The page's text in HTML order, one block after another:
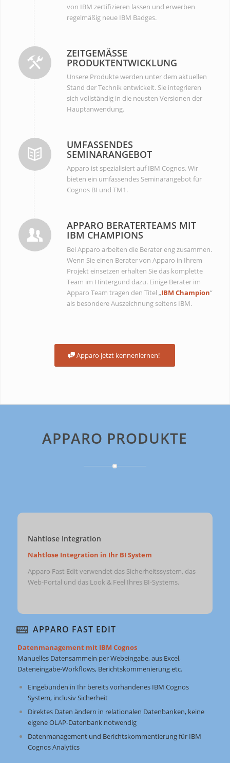
von IBM zertifizieren lassen und erwerben
regelmäßig neue IBM Badges.
ZEITGEMÄSSE P
RODUKTENTWICKLUNG
Unsere Produkte werden unter dem aktuellen
Stand der Technik entwickelt. Sie integrieren
sich vollständig in die neusten Versionen der
Hauptanwendung.
UMFASSENDES
SEMINARANGEBOT
Apparo ist spezialisiert auf IBM Cognos. Wir
bieten ein umfassendes Seminarangebot für
Cognos BI und TM1.
APPARO BERATERTEAMS MIT
IBM CHAMPIONS
Bei Apparo arbeiten die Berater eng zusammen.
Wenn Sie einen Berater von Apparo in Ihrem
Projekt einsetzen erhalten Sie das komplette
Team im Hintergund dazu. Einige Berater im
Apparo Team tragen den Titel „IBM Champion“
als besondere Auszeichnung seitens IBM.
Apparo jetzt kennenlernen!
APPARO PRODUKTE
Nahtlose Integration
Nahtlose Integration in Ihr BI System
Apparo Fast Edit verwendet das Sicherheitssystem, das
Web-Portal und das Look & Feel Ihres BI-Systems.
APPARO FAST EDIT
Datenmanagement mit IBM Cognos
Manuelles Datensammeln per Webeingabe, aus Excel,
Dateneingabe-Workflows, Berichtskommenierung etc.
Eingebunden in Ihr bereits vorhandenes IBM Cognos
System, inclusiv Sicherheit
Direktes Daten ändern in relationalen Datenbanken, keine
eigene OLAP-Datenbank notwendig
Datenmanagement und Berichtskommentierung für IBM
Cognos Analytics